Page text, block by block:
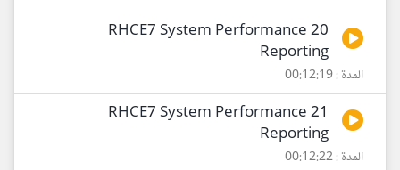
20 RHCE7 System Performance
Reporting
المدة : 00:12:19
21 RHCE7 System Performance
Reporting
المدة : 00:12:22